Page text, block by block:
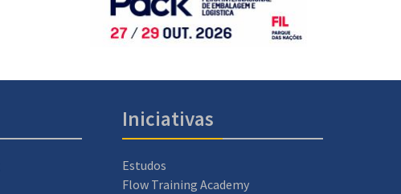
Iniciativas
Estudos
Flow Training Academy